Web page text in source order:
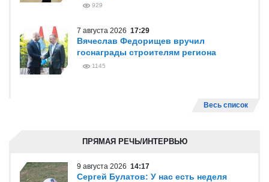
929
7 августа 2026 17:29
Вячеслав Федорищев вручил
госнаграды строителям региона
1145
Весь список
ПРЯМАЯ РЕЧЬ/ИНТЕРВЬЮ
9 августа 2026 14:17
Сергей Булатов: У нас есть неделя